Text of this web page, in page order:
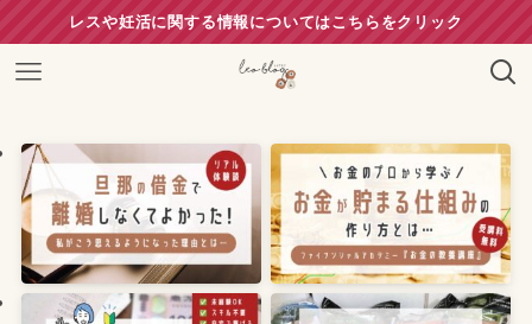
レスや妊活に関する情報についてはこちらをクリック